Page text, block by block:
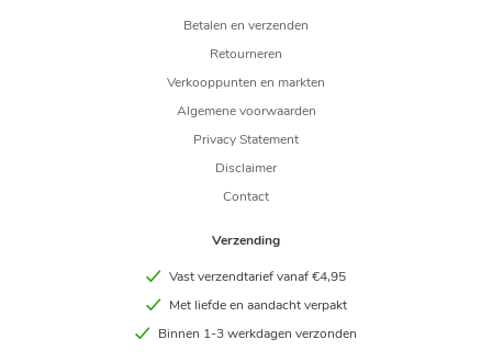
Betalen en verzenden
Retourneren
Verkooppunten en markten
Algemene voorwaarden
Privacy Statement
Disclaimer
Contact
Verzending
Vast verzendtarief vanaf €4,95
Met liefde en aandacht verpakt
Binnen 1-3 werkdagen verzonden